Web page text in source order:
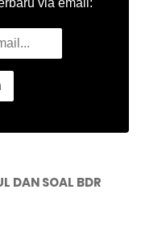
via email:
DAN SOAL BDR